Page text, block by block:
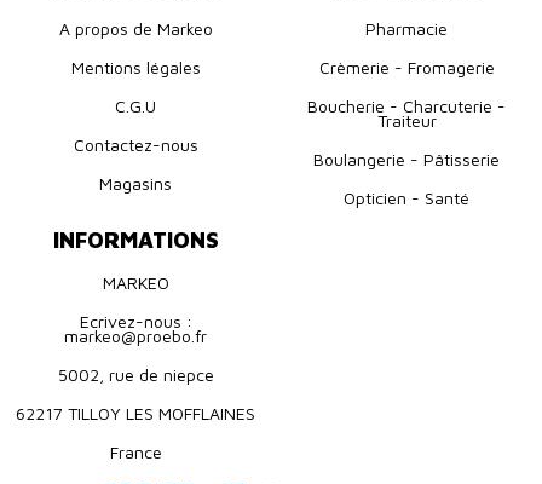
A propos de Markeo
Mentions légales
C.G.U
Contactez-nous
Magasins
Pharmacie
Crèmerie - Fromagerie
Boucherie - Charcuterie -
Traiteur
Boulangerie - Pâtisserie
Opticien - Santé
INFORMATIONS
MARKEO
Ecrivez-nous :
markeo@proebo.fr
5002, rue de niepce
62217 TILLOY LES MOFFLAINES
France